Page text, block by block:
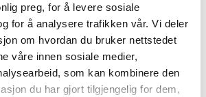
preg, for å levere sosiale
for å analysere trafikken vår. Vi deler
om hvordan du bruker nettstedet
våre innen sosiale medier,
som kan kombinere den
du har gjort tilgjengelig for dem,
tiltak
av eksisterende tiltak i